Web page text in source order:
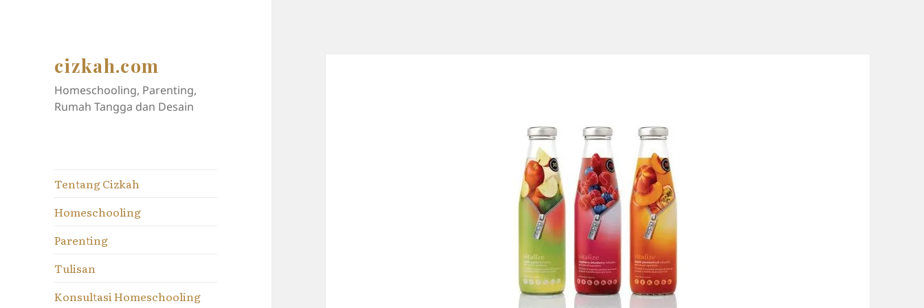
cizkah.com
Homeschooling, Parenting,
Rumah Tangga dan Desain
Tentang Cizkah
Homeschooling
Parenting
Tulisan
Konsultasi Homeschooling